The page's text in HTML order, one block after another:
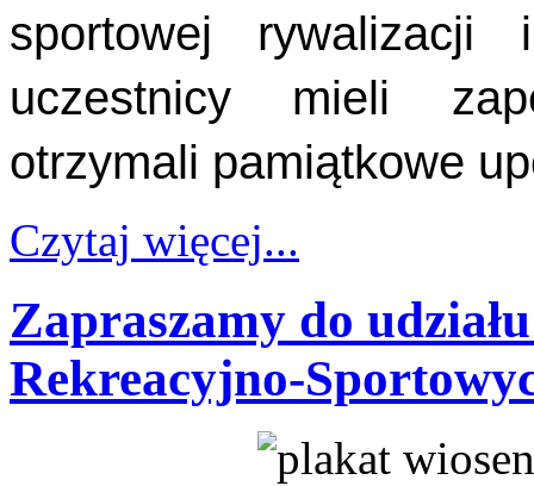
sportowej
uczestnicy mieli
otrzymali pamiątkowe
Czytaj więcej...
Zapraszamy do
Rekreacyjno-